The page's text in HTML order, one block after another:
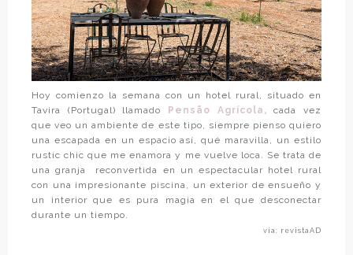
Hoy comienzo la semana con un hotel rural, situado en
Tavira (Portugal) llamado
Pensão Agrícola,
cada vez
que veo un ambiente de este tipo, siempre pienso quiero
una escapada en un espacio así, qué maravilla, un estilo
rustic chic que me enamora y me vuelve loca. Se trata de
una granja
reconvertida en un espectacular hotel rural
con una impresionante piscina, un exterior de ensueño y
un interior que es pura magia en el que desconectar
durante un tiempo.
vía: revistaAD